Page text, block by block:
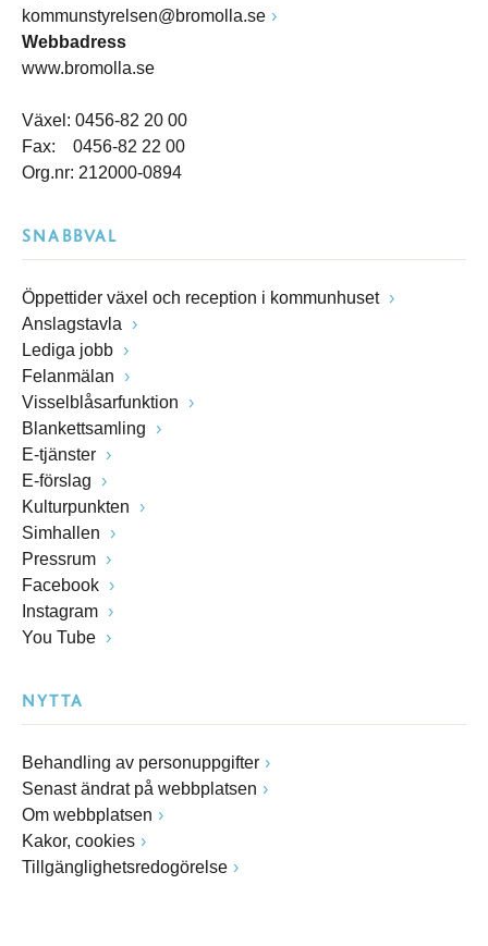
kommunstyrelsen@bromolla.se
Webbadress
www.bromolla.se
Växel: 0456-82 20 00
Fax: 0456-82 22 00
Org.nr: 212000-0894
SNABBVAL
Öppettider växel och reception i kommunhuset
Anslagstavla
Lediga jobb
Felanmälan
Visselblåsarfunktion
Blankettsamling
E-tjänster
E-förslag
Kulturpunkten
Simhallen
Pressrum
Facebook
Instagram
You Tube
NYTTA
Behandling av personuppgifter
Senast ändrat på webbplatsen
Om webbplatsen
Kakor, cookies
Tillgänglighetsredogörelse